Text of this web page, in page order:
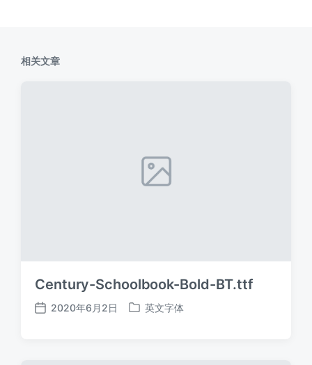
相关文章
Century-Schoolbook-Bold-BT.ttf
发
2020年6月2日
发
英文字体